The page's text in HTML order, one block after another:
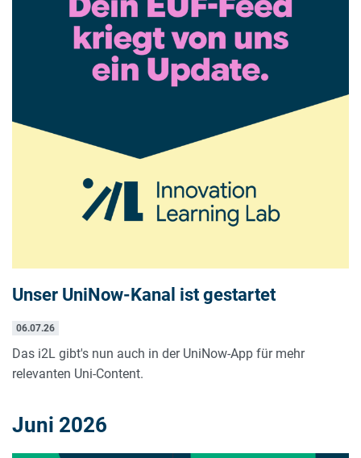
Unser UniNow-Kanal ist gestartet
06.07.26
Das i2L gibt's nun auch in der UniNow-App für mehr
relevanten Uni-Content.
Juni 2026